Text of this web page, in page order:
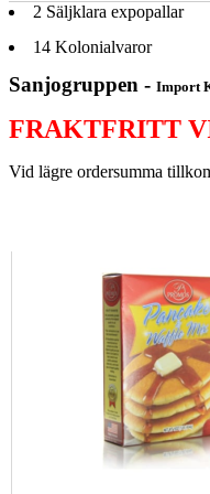
2 Säljklara expopallar
14 Kolonialvaror
Sanjogruppen - Import
FRAKTFRITT
Vid lägre ordersumma